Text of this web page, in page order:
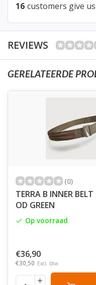
16 customers give
REVIEWS
GERELATEERDE
(0)
TERRA B INNER
OD GREEN
Op voorraad
€36,90
€30,50 Excl. btw